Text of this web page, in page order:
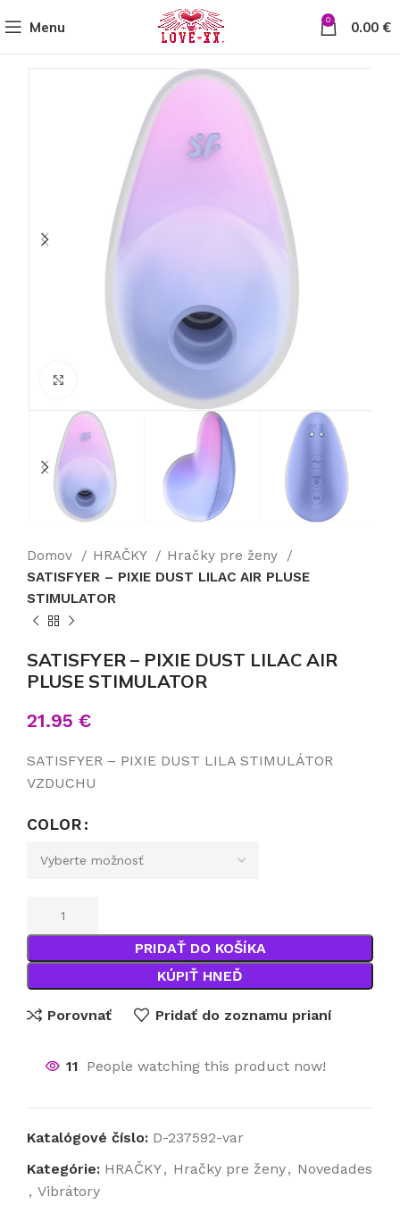
Menu 0 0.00 €
Click to enlarge
Domov HRAČKY
Hračky pre ženy
SATISFYER – PIXIE DUST LILAC AIR PLUSE
STIMULATOR
SATISFYER – PIXIE DUST LILAC AIR
PLUSE STIMULATOR
21.95 €
SATISFYER – PIXIE DUST LILA STIMULÁTOR
VZDUCHU
COLOR
PRIDAŤ DO KOŠÍKA
KÚPIŤ HNEĎ
Porovnať Pridať do zoznamu prianí
11 People watching this product now!
Katalógové číslo: D-237592-var
Kategórie: HRAČKY, Hračky pre ženy, Novedades
, Vibrátory